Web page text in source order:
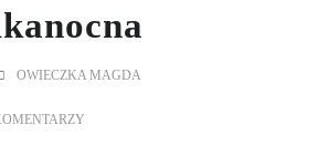
OWIECZKA MAGDA